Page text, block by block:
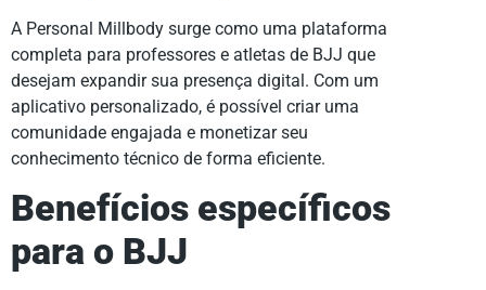
A Personal Millbody surge como uma plataforma
completa para professores e atletas de BJJ que
desejam expandir sua presença digital. Com um
aplicativo personalizado, é possível criar uma
comunidade engajada e monetizar seu
conhecimento técnico de forma eficiente.
Benefícios específicos
para o BJJ